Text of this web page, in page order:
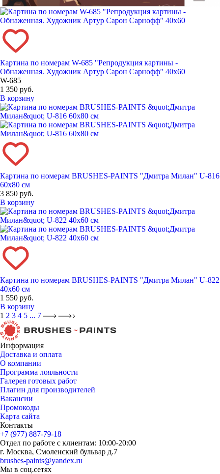
Картина по номерам W-685 "Репродукция картины -
Обнаженная. Художник Артур Сарон Сарнофф" 40х60
W-685
1 350 руб.
В корзину
Картина по номерам BRUSHES-PAINTS "Дмитра Милан" U-816
60x80 см
3 850 руб.
В корзину
Картина по номерам BRUSHES-PAINTS "Дмитра Милан" U-822
40x60 см
1 550 руб.
В корзину
1 2 3 4 5 ... 7
Информация
Доставка и оплата
О компании
Программа лояльности
Галерея готовых работ
Плагин для производителей
Вакансии
Промокоды
Карта сайта
Контакты
+7 (977) 887-79-18
Отдел по работе с клиентам: 10:00-20:00
г. Москва, Смоленский бульвар д.7
brushes-paints@yandex.ru
Мы в соц.сетях